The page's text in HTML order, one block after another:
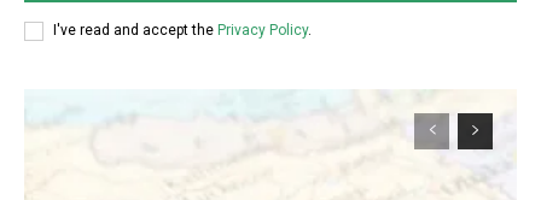
I've read and accept the Privacy Policy.